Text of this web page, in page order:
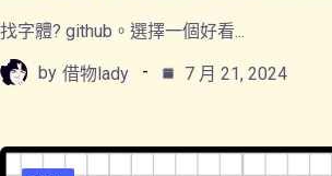
找字體? github。選擇一個好看...
by 借物lady 7 月 21, 2024